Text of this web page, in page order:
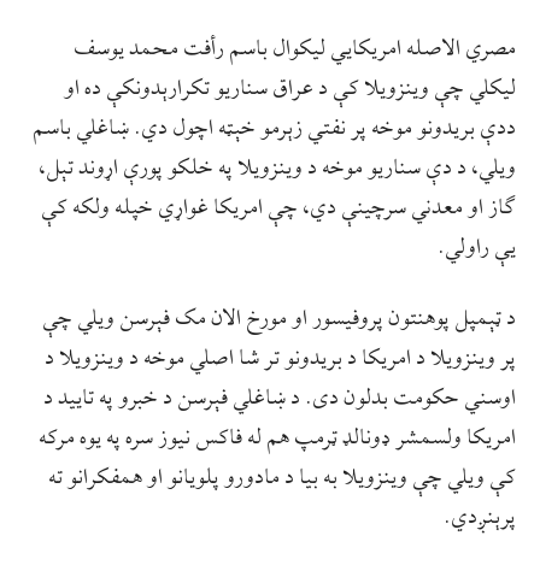
مصري الاصله امریکایي لیکوال باسم رأفت محمد یوسف
لیکلي چې وینزویلا کې د عراق سناریو تکرارېدونکې ده او
ددې بریدونو موخه پر نفتي زېرمو خېټه اچول دي. ښاغلي باسم
ویلي، د دې سناریو موخه د وینزویلا په خلکو پورې اړوند تېل،
ګاز او معدني سرچینې دي، چې امریکا غواړي خپله ولکه کې
یې راولي.
د ټېمپل پوهنتون پروفیسور او مورخ الان مک فېرسن ویلي چې
پر وینزویلا د امریکا د بریدونو تر شا اصلي موخه د وینزویلا د
اوسني حکومت بدلون دی. د ښاغلي فېرسن د خبرو په تایید د
امریکا ولسمشر ډونالډ ټرمپ هم له فاکس نیوز سره په یوه مرکه
کې ویلي چې وینزویلا به بیا د مادورو پلویانو او همفکرانو ته
پرېنږدي.